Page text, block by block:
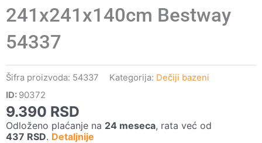
241x241x140cm Bestway
54337
Šifra proizvoda: 54337 Kategorija: Dečiji bazeni
ID: 90372
9.390 RSD
Odloženo plaćanje na 24 meseca, rata već od
437 RSD. Detaljnije